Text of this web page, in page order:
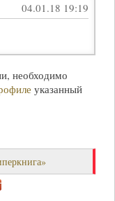
04.01.18 19:19
необходимо
указанный